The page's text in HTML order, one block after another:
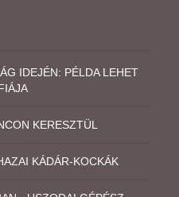
IDEJÉN: PÉLDA LEHET
KERESZTÜL
KÁDÁR-KOCKÁK